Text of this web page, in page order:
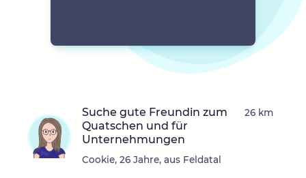
Suche gute Freundin zum
Quatschen und für
Unternehmungen
Cookie, 26 Jahre, aus Feldatal
26 km